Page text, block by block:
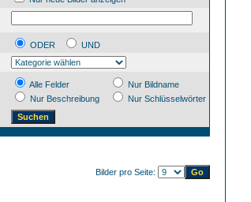
ODER
UND
Alle Felder
Nur Bildname
Nur Beschreibung
Nur Schlüsselwörter
Bilder pro Seite: